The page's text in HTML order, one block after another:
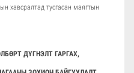
хавсралтад тусгасан маягтын
ДҮГНЭЛТ ГАРГАХ,